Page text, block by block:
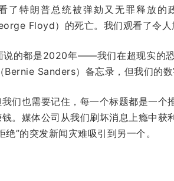
了特朗普总统被弹劾又无罪释放的
Floyd）的死亡。我们观看了令人
的都是2020年——我们在超现实的
Sanders）备忘录，但我们的
们也需要记住，每一个标题都是一
。媒体公司从我们刷坏消息上瘾中
”的突发新闻灾难吸引到另一个。